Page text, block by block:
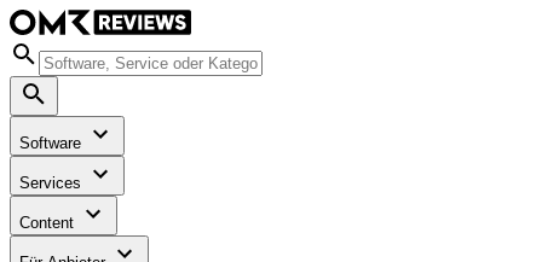
Software
Services
Content